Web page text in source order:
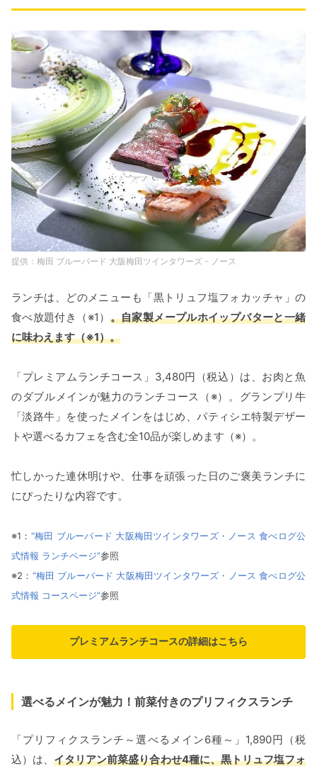
梅田 ブルーバード 大阪梅田ツインタワーズ・ノース
ランチは、どのメニューも「黒トリュフ塩フォカッチャ」の
食べ放題付き（※1） 。自家製メープルホイップバターと一緒
に味わえます（※1）。
「プレミアムランチコース」3,480円（税込）は、お肉と魚
のダブルメインが魅力のランチコース（※）。グランプリ牛
「淡路牛」を使ったメインをはじめ、パティシエ特製デザー
トや選べるカフェを含む全10品が楽しめます（※）。
忙しかった連休明けや、仕事を頑張った日のご褒美ランチに
にぴったりな内容です。
※1： “梅田 ブルーバード 大阪梅田ツインタワーズ・ノース 食べログ公
式情報 ランチページ”参照
※2： “梅田 ブルーバード 大阪梅田ツインタワーズ・ノース 食べログ公
式情報 コースページ”参照
プレミアムランチコースの詳細はこちら
選べるメインが魅力！前菜付きのプリフィクスランチ
「プリフィクスランチ～選べるメイン6種～」1,890円（税
込）は、イタリアン前菜盛り合わせ4種に、黒トリュフ塩フォ